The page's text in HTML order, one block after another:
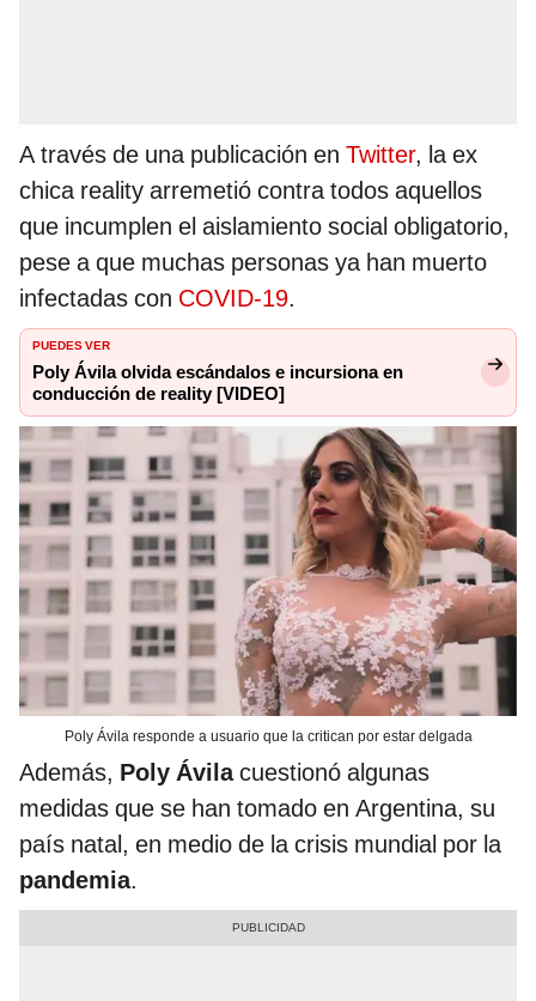
A través de una publicación en Twitter, la ex
chica reality arremetió contra todos aquellos
que incumplen el aislamiento social obligatorio,
pese a que muchas personas ya han muerto
infectadas con COVID-19.
PUEDES VER
Poly Ávila olvida escándalos e incursiona en
conducción de reality [VIDEO]
Poly Ávila responde a usuario que la critican por estar delgada
Además, Poly Ávilacuestionó algunas
medidas que se han tomado en Argentina, su
país natal, en medio de la crisis mundial por la
pandemia.